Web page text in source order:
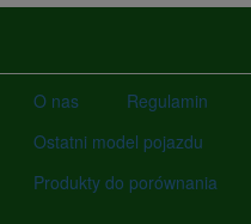
O nas Regulamin
Ostatni model pojazdu
Produkty do porównania